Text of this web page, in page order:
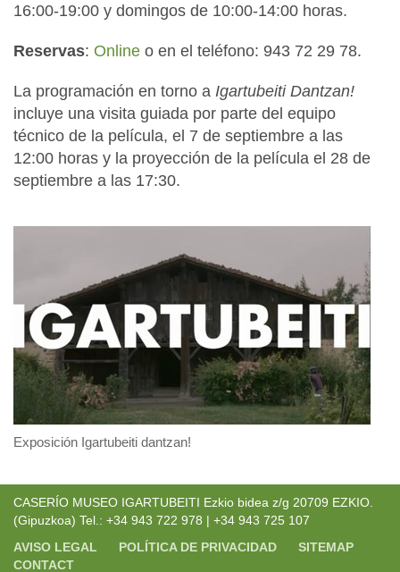
16:00-19:00 y domingos de 10:00-14:00 horas.
Reservas: Online o en el teléfono: 943 72 29 78.
La programación en torno a Igartubeiti Dantzan!
incluye una visita guiada por parte del equipo
técnico de la película, el 7 de septiembre a las
12:00 horas y la proyección de la película el 28 de
septiembre a las 17:30.
Exposición Igartubeiti dantzan!
CASERÍO MUSEO IGARTUBEITI Ezkio bidea z/g 20709 EZKIO.
(Gipuzkoa) Tel.: +34 943 722 978 | +34 943 725 107
AVISO LEGAL
POLÍTICA DE PRIVACIDAD
SITEMAP
CONTACT